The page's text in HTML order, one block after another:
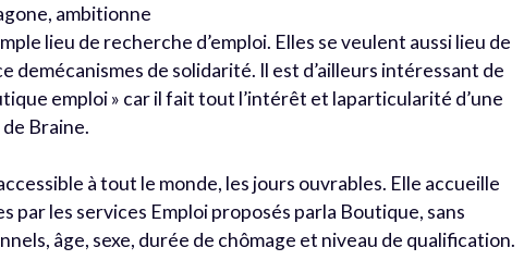
ambitionne
lieu de recherche d’emploi. Elles se veulent aussi lieu de
demécanismes de solidarité. Il est d’ailleurs intéressant de
emploi » car il fait tout l’intérêt et laparticularité d’une
Braine.
à tout le monde, les jours ouvrables. Elle accueille
par les services Emploi proposés parla Boutique, sans
âge, sexe, durée de chômage et niveau de qualification.